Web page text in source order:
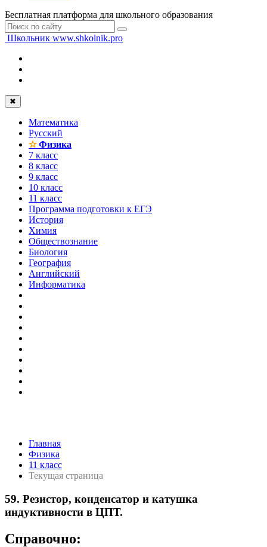
Бесплатная платформа для школьного образования
Школьник www.shkolnik.pro
✖
Математика
Русский
✫Физика
7 класс
8 класс
9 класс
10 класс
11 класс
Программа подготовки к ЕГЭ
История
Химия
Обществознание
Биология
География
Английский
Информатика
Главная
Физика
11 класс
Текущая страница
59. Резистор, конденсатор и катушка
индуктивности в ЦПТ.
Справочно: